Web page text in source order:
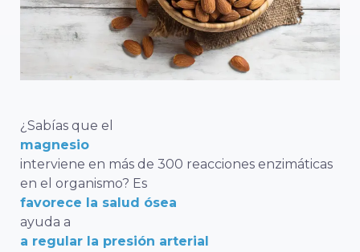
¿Sabías que el
magnesio
interviene en más de 300 reacciones enzimáticas
en el organismo? Es
favorece la salud ósea
ayuda a
a regular la presión arterial